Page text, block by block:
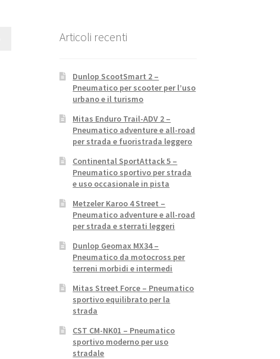
Articoli recenti
Dunlop ScootSmart 2 –
Pneumatico per scooter per l’uso
urbano e il turismo
Mitas Enduro Trail-ADV 2 –
Pneumatico adventure e all-road
per strada e fuoristrada leggero
Continental SportAttack 5 –
Pneumatico sportivo per strada
e uso occasionale in pista
Metzeler Karoo 4 Street –
Pneumatico adventure e all-road
per strada e sterrati leggeri
Dunlop Geomax MX34 –
Pneumatico da motocross per
terreni morbidi e intermedi
Mitas Street Force – Pneumatico
sportivo equilibrato per la
strada
CST CM-NK01 – Pneumatico
sportivo moderno per uso
stradale